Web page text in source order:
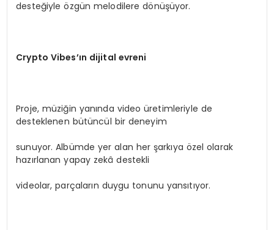
desteğiyle özgün melodilere dönüşüyor.
Crypto Vibes’ın dijital evreni
Proje, müziğin yanında video üretimleriyle de
desteklenen bütüncül bir deneyim
sunuyor. Albümde yer alan her şarkıya özel olarak
hazırlanan yapay zekâ destekli
videolar, parçaların duygu tonunu yansıtıyor.